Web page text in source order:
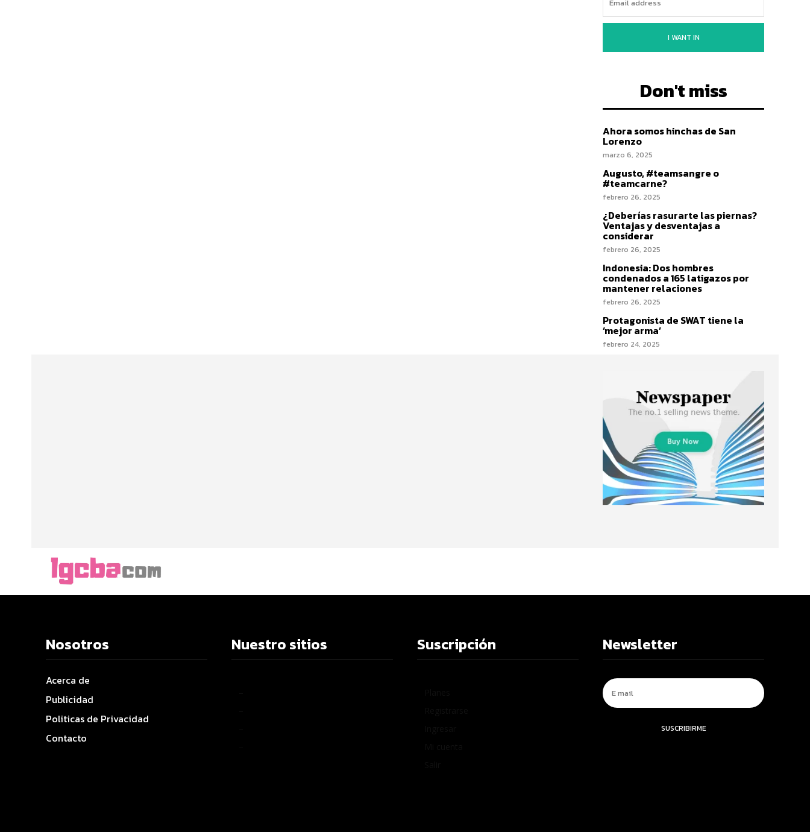
I WANT IN
Don't miss
Ahora somos hinchas de San
Lorenzo
marzo 6, 2025
Augusto, #teamsangre o
#teamcarne?
febrero 26, 2025
¿Deberías rasurarte las piernas?
Ventajas y desventajas a
considerar
febrero 26, 2025
Indonesia: Dos hombres
condenados a 165 latigazos por
mantener relaciones
febrero 26, 2025
Protagonista de SWAT tiene la
‘mejor arma’
febrero 24, 2025
Nosotros
Acerca de
Publicidad
Politicas de Privacidad
Contacto
Nuestro sitios Suscripción Newsletter
SUSCRIBIRME